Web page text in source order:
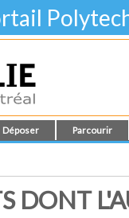
Déposer Parcourir
DONT